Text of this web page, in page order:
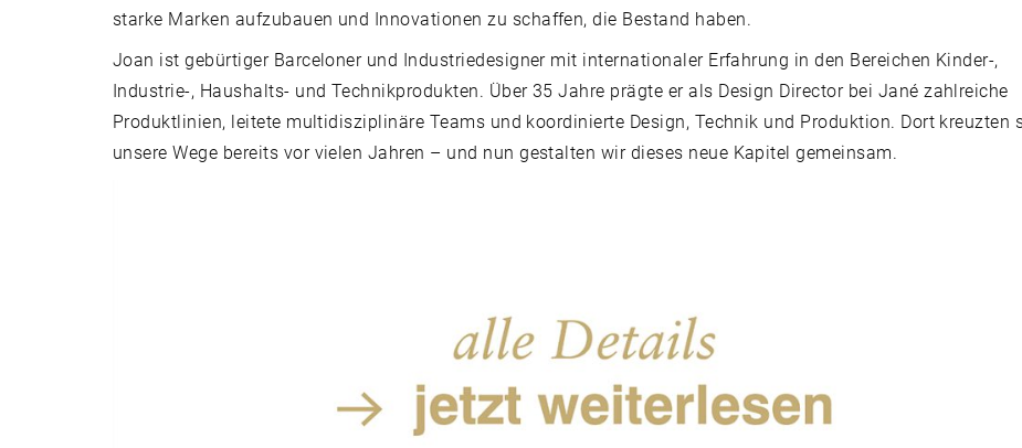
starke Marken aufzubauen und Innovationen zu schaffen, die Bestand haben.
Joan ist gebürtiger Barceloner und Industriedesigner mit internationaler Erfahrung in den Bereichen Kinder-,
Industrie-, Haushalts- und Technikprodukten. Über 35 Jahre prägte er als Design Director bei Jané zahlreiche
Produktlinien, leitete multidisziplinäre Teams und koordinierte Design, Technik und Produktion. Dort kreuzten
unsere Wege bereits vor vielen Jahren – und nun gestalten wir dieses neue Kapitel gemeinsam.